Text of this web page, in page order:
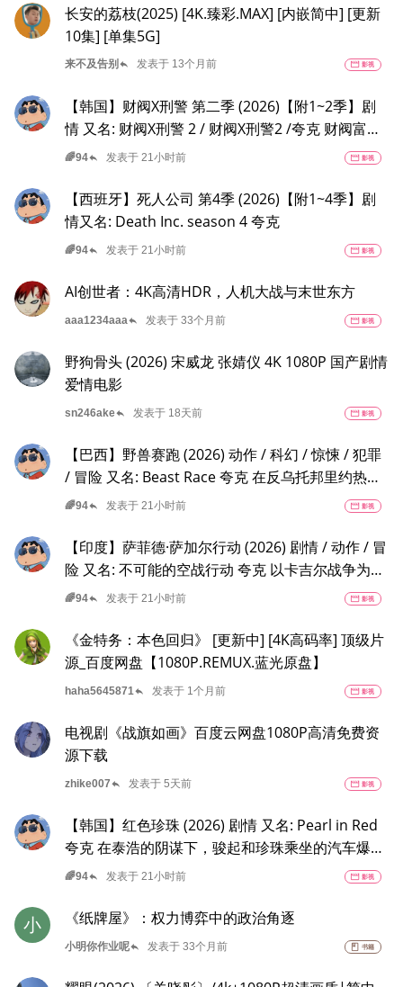
长安的荔枝(2025) [4K.臻彩.MAX] [内嵌简中] [更新
10集] [单集5G]
来不及告别 reply 发表于 13个月前 movie 影视
【韩国】财阀X刑警 第二季 (2026)【附1~2季】剧
情 又名: 财阀X刑警 2 / 财阀X刑警2 /夸克 财阀富三
代警察陈利手华丽回归，完美蜕变为成熟专业的刑
惠拉空降，两个性格不合的拍挡将联手破案。
🌈94reply 发表于 21小时前 movie 影视
【西班牙】死人公司 第4季 (2026)【附1~4季】剧
情又名: Death Inc. season 4 夸克
🌈94reply 发表于 21小时前 movie 影视
AI创世者：4K高清HDR，人机大战与末世东方
aaa1234aaareply 发表于 33个月前 movie 影视
野狗骨头 (2026) 宋威龙 张婧仪 4K 1080P 国产剧情
爱情电影
sn246akereply 发表于 18天前 movie 影视
【巴西】野兽赛跑 (2026) 动作 / 科幻 / 惊悚 / 犯罪
/ 冒险 又名: Beast Race 夸克 在反乌托邦里约热内
卢废墟中，城市被阶级斗争撕裂，人们沉迷于血腥
🌈94reply 发表于 21小时前 movie 影视
【印度】萨菲德·萨加尔行动 (2026) 剧情 / 动作 / 冒
险 又名: 不可能的空战行动 夸克 以卡吉尔战争为背
景，《白沙行动》讲述了印度空军"金色箭头"第17
务。
🌈94reply 发表于 21小时前 movie 影视
《金特务：本色回归》 [更新中] [4K高码率] 顶级片
源_百度网盘【1080P.REMUX.蓝光原盘】
haha5645871reply 发表于 1个月前 movie 影视
电视剧《战旗如画》百度云网盘1080P高清免费资
源下载
zhike007reply 发表于 5天前 movie 影视
【韩国】红色珍珠 (2026) 剧情 又名: Pearl in Red
夸克 在泰浩的阴谋下，骏起和珍珠乘坐的汽车爆炸
了。宥娜不顾珍珠的求救，做出了无法挽回的选
🌈94reply 发表于 21小时前 movie 影视
小 《纸牌屋》：权力博弈中的政治角逐
小明你作业呢reply 发表于 33个月前 book 书籍